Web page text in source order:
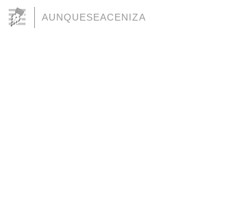
AUNQUESEACENIZA